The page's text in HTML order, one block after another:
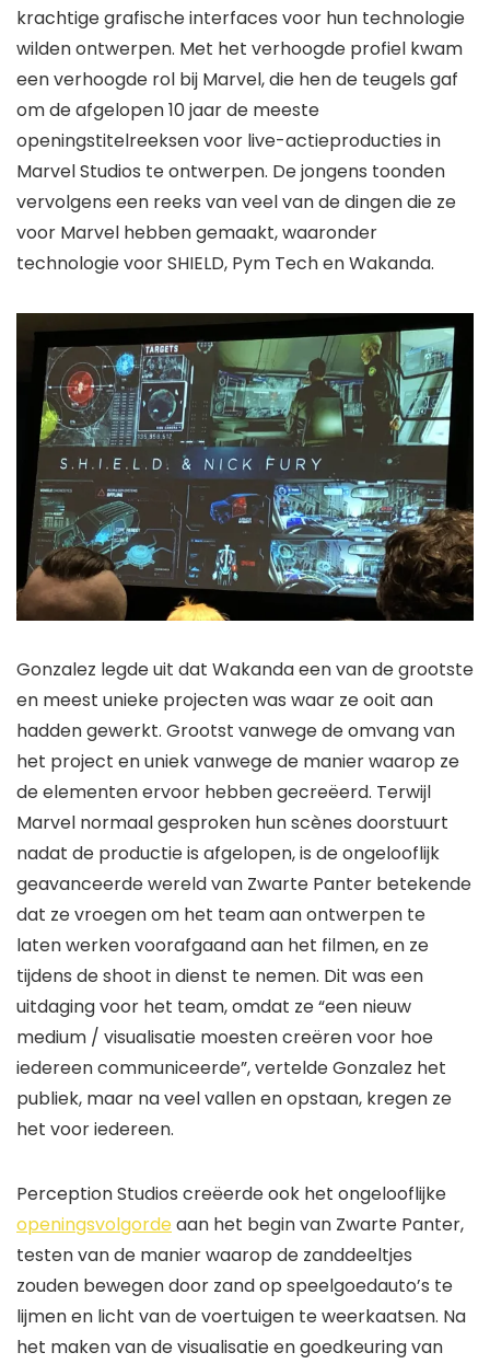
krachtige grafische interfaces voor hun technologie
wilden ontwerpen. Met het verhoogde profiel kwam
een ​​verhoogde rol bij Marvel, die hen de teugels gaf
om de afgelopen 10 jaar de meeste
openingstitelreeksen voor live-actieproducties in
Marvel Studios te ontwerpen. De jongens toonden
vervolgens een reeks van veel van de dingen die ze
voor Marvel hebben gemaakt, waaronder
technologie voor SHIELD, Pym Tech en Wakanda.
Gonzalez legde uit dat Wakanda een van de grootste
en meest unieke projecten was waar ze ooit aan
hadden gewerkt. Grootst vanwege de omvang van
het project en uniek vanwege de manier waarop ze
de elementen ervoor hebben gecreëerd. Terwijl
Marvel normaal gesproken hun scènes doorstuurt
nadat de productie is afgelopen, is de ongelooflijk
geavanceerde wereld van Zwarte Panter betekende
dat ze vroegen om het team aan ontwerpen te
laten werken voorafgaand aan het filmen, en ze
tijdens de shoot in dienst te nemen. Dit was een
uitdaging voor het team, omdat ze “een nieuw
medium / visualisatie moesten creëren voor hoe
iedereen communiceerde”, vertelde Gonzalez het
publiek, maar na veel vallen en opstaan, kregen ze
het voor iedereen.
Perception Studios creëerde ook het ongelooflijke
openingsvolgordeaan het begin van Zwarte Panter,
testen van de manier waarop de zanddeeltjes
zouden bewegen door zand op speelgoedauto’s te
lijmen en licht van de voertuigen te weerkaatsen. Na
het maken van de visualisatie en goedkeuring van